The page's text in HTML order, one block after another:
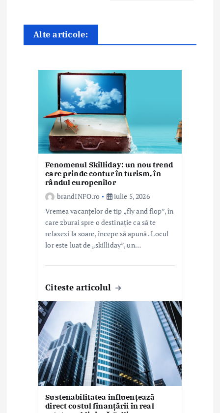
Alte articole:
Fenomenul Skilliday: un nou trend
care prinde contur în turism, în
rândul europenilor
brandINFO.ro
iulie 5, 2026
Vremea vacanțelor de tip „fly and flop”, în
care zburai spre o destinație ca să te
relaxezi la soare, începe să apună . Locul
lor este luat de „skilliday”, un…
Citeste articolul
Sustenabilitatea influențează
direct costul finanțării în real